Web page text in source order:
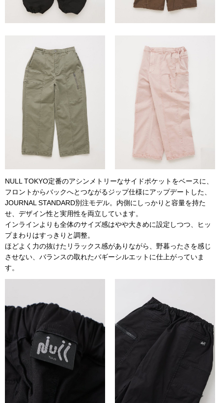
NULL TOKYO定番のアシンメトリーなサイドポケットをベースに、
フロントからバックへとつながるジップ仕様にアップデートした、
JOURNAL STANDARD別注モデル。内側にしっかりと容量を持た
せ、デザイン性と実用性を両立しています。
インラインよりも全体のサイズ感はやや大きめに設定しつつ、ヒッ
プまわりはすっきりと調整。
ほどよく力の抜けたリラックス感がありながら、野暮ったさを感じ
させない、バランスの取れたバギーシルエットに仕上がっていま
す。